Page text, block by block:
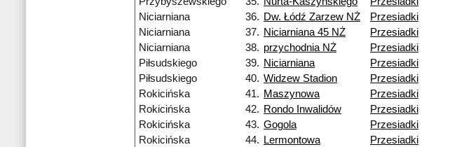
Niciarniana
36. Dw. Łódź Zarzew NŻ
Przesiadki
Niciarniana
37. Niciarniana 45 NŻ
Przesiadki
Niciarniana
38. przychodnia NŻ
Przesiadki
Piłsudskiego
39. Niciarniana
Przesiadki
Piłsudskiego
40. Widzew Stadion
Przesiadki
Rokicińska
41. Maszynowa
Przesiadki
Rokicińska
42. Rondo Inwalidów
Przesiadki
Rokicińska
43. Gogola
Przesiadki
Rokicińska
44. Lermontowa
Przesiadki